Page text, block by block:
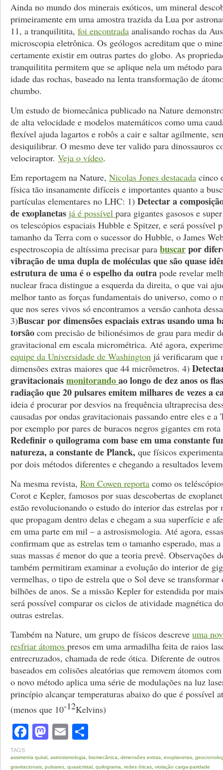
Ainda no mundo dos minerais exóticos, um mineral
primeiramente em uma amostra trazida da Lua por
11, a tranquilitita, foi encontrada analisando rochas da
microscopia eletrônica. Os geólogos acreditam que o
certamente existir em outras partes do globo. As
tranquilitita permitem que se aplique nela um método
idade das rochas, baseado na lenta transformação de
chumbo.
Um estudo de biomecânica publicado na Nature
de alta velocidade e modelos matemáticos como uma
flexível ajuda lagartos e robôs a cair e saltar agilmente,
desiquilibrar. O mesmo deve ter valido para dinossauros
velociraptor. Veja o vídeo.
Em reportagem na Nature, Nicolas Jones destacada cinco
física tão insanamente difíceis e importantes quanto a
partículas elementares no LHC: 1) Detectar a
de exoplanetas já é possível para gigantes gasosos e
os telescópios espaciais Hubble e Spitzer, e será possível
tamanho da Terra com o sucessor do Hubble, o James
espectroscopia de altíssima precisar para buscarpor
vibração de uma dupla de moléculas que são quase
estrutura de uma é o espelho da outra pode revelar
nuclear fraca distingue a esquerda da direita, o que vai
melhor tanto as forças fundamentais do universo, como o
que nos seres vivos só encontramos a versão canhota
3)Buscar por dimensões espaciais extras usando uma
torsão com precisão de bilionésimos de grau para medir
gravitacional em escala micrométrica. Até agora,
equipe da Universidade de Washington já verificaram que
dimensões extras maiores que 44 micrômetros. 4)
gravitacionaismonitorandoao longo de dez anos os
radiação que 20 pulsares emitem milhares de vezes a
ideia é procurar por desvios na frequência ultraprecisa
causadas por ondas gravitacionais passando entre eles e a
por exemplo por pares de buracos negros gigantes em
Redefinir o quilograma com base em uma constante
natureza, a constante de Planck, que físicos
por dois métodos diferentes e chegando a resultados
Na mesma revista, Ron Cowen reporta como os
Corot e Kepler, famosos por suas descobertas de
estão revolucionando o estudo do interior das estrelas por
que propagam dentro delas e chegam a sua superfície e
em uma parte em mil – a astrosismologia. Até agora,
confirmam que as estrelas tem o tamanho esperado, mas
suas massas é menor do que a teoria prevê. Observações
também permitiram examinar a evolução do interior de
vermelhas, o tipo de estrela que o Sol deve se transformar
bilhões de anos. Se a missão Kepler for estendida por
será possível comparar os ciclos de atividade magnética
outras estrelas.
Também na Nature, um grupo de físicos descreve uma
resfriar átomos presos em uma armadilha feita de raios
entrecruzados, chamada de rede ótica. Diferente de outros
baseados em colisões aleatórias que removem átomos
o novo método aplica uma série de modulações na luz
princípio alcançar temperaturas abaixo do que é possível
(menos que 10-12Kelvins)
Facebook
Mastodon
Email
TAGS
assimetria quiral astrosismologia biomecânica dimensões extras exoplanetas
gravitacionais pulsares quasicristal quilograma redes óticas violação carga-paridade